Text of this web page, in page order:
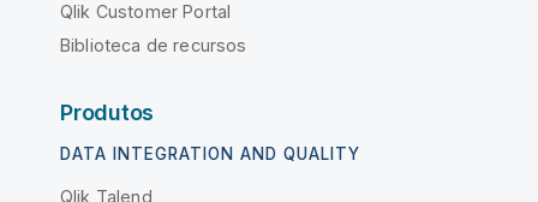
Qlik Customer Portal
Biblioteca de recursos
Produtos
DATA INTEGRATION AND QUALITY
Qlik Talend